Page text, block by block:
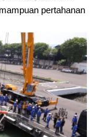
pertahanan